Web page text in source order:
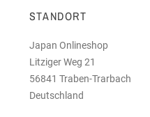
STANDORT
Japan Onlineshop
Litziger Weg 21
56841 Traben-Trarbach
Deutschland